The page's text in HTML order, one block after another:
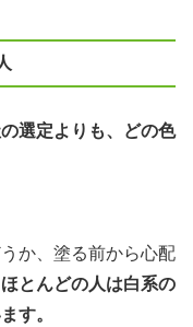
選定よりも、どの色
か、塗る前から心配
ほとんどの人は白系の
す。